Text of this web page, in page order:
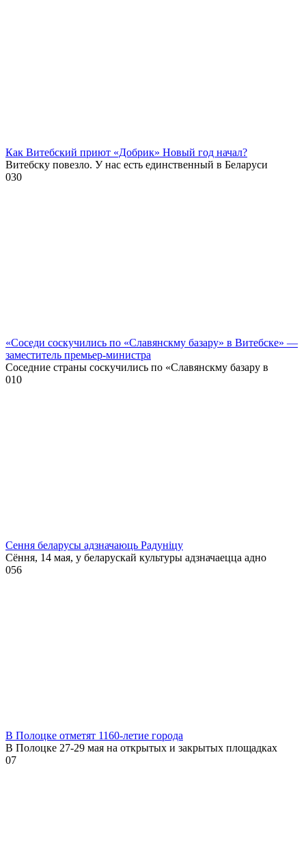
Как Витебский приют «Добрик» Новый год начал?
Витебску повезло. У нас есть единственный в Беларуси
030
«Соседи соскучились по «Славянскму базару» в Витебске» —
заместитель премьер-министра
Соседние страны соскучились по «Славянскму базару в
010
Сення беларусы адзначаюць Радуніцу
Сёння, 14 мая, у беларускай культуры адзначаецца адно
056
В Полоцке отметят 1160-летие города
В Полоцке 27-29 мая на открытых и закрытых площадках
07